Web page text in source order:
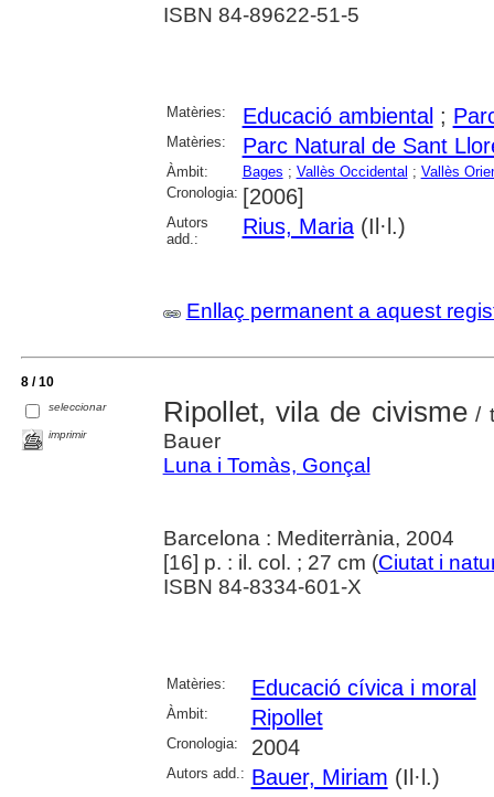
ISBN 84-89622-51-5
Matèries: Educació ambiental;
Matèries: Parc Natural de Sant
Àmbit: Bages ; Vallès Occidental ; Vallès
Cronologia: [2006]
Autors
add.:
Rius, Maria(Il·l.)
Enllaç permanent a aquest
8 / 10
seleccionar
imprimir
Ripollet, vila de civisme/
Bauer
Luna i Tomàs, Gonçal
Barcelona : Mediterrània, 2004
[16] p. : il. col. ; 27 cm (Ciutat i
ISBN 84-8334-601-X
Matèries: Educació cívica i moral
Àmbit: Ripollet
Cronologia: 2004
Autors add.: Bauer, Miriam (Il·l.)